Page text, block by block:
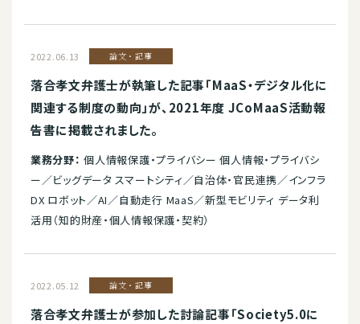
2022.06.13 論文・記事
落合孝文弁護士が執筆した記事「MaaS・デジタル化に
関連する制度の動向」が、2021年度 JCoMaaS活動報
告書に掲載されました。
業務分野： 個人情報保護・プライバシー 個人情報・プライバシ
ー／ビッグデータ スマートシティ／自治体・官民連携／インフラ
DX ロボット／AI／自動走行 MaaS／新型モビリティ データ利
活用（知的財産・個人情報保護・契約）
2022.05.12 論文・記事
落合孝文弁護士が参加した討論記事「Society5.0に